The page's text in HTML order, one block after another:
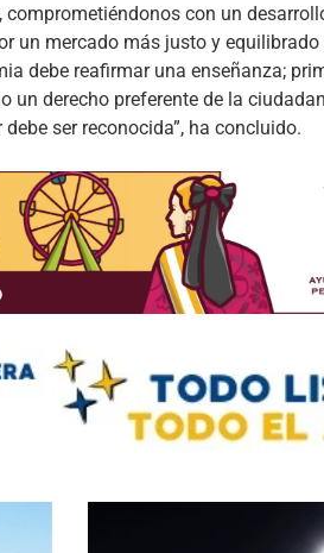
con un
un mercado más justo y
debe reafirmar una enseñanza;
un derecho preferente de la
ser reconocida”, ha concluido.